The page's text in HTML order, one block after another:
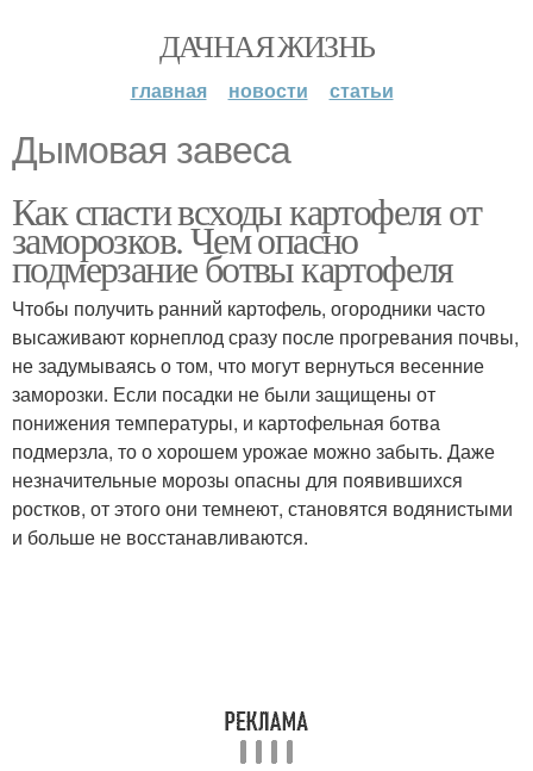
ДАЧНАЯ ЖИЗНЬ
главная новости статьи
Дымовая завеса
Как спасти всходы картофеля от
заморозков. Чем опасно
подмерзание ботвы картофеля
Чтобы получить ранний картофель, огородники часто
высаживают корнеплод сразу после прогревания почвы,
не задумываясь о том, что могут вернуться весенние
заморозки. Если посадки не были защищены от
понижения температуры, и картофельная ботва
подмерзла, то о хорошем урожае можно забыть. Даже
незначительные морозы опасны для появившихся
ростков, от этого они темнеют, становятся водянистыми
и больше не восстанавливаются.